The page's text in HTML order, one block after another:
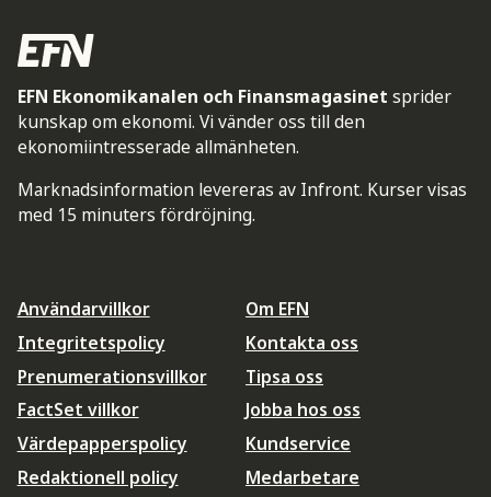
EFN Ekonomikanalen och Finansmagasinet sprider
kunskap om ekonomi. Vi vänder oss till den
ekonomiintresserade allmänheten.
Marknadsinformation levereras av Infront. Kurser visas
med 15 minuters fördröjning.
Användarvillkor
Integritetspolicy
Prenumerationsvillkor
FactSet villkor
Värdepapperspolicy
Redaktionell policy
Om EFN
Kontakta oss
Tipsa oss
Jobba hos oss
Kundservice
Medarbetare